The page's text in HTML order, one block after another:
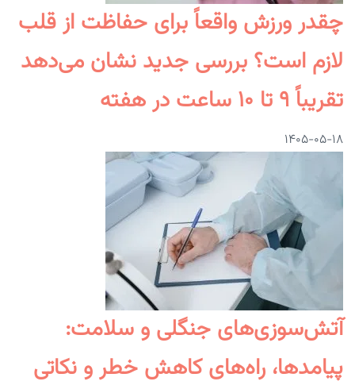
چقدر ورزش واقعاً برای حفاظت از قلب
لازم است؟ بررسی جدید نشان می‌دهد
تقریباً ۹ تا ۱۰ ساعت در هفته
۱۴۰۵-۰۵-۱۸
آتش‌سوزی‌های جنگلی و سلامت:
پیامدها، راه‌های کاهش خطر و نکاتی